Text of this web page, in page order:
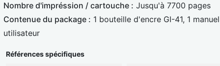
Nombre d'impréssion / cartouche : Jusqu'à 7700 pages
Contenue du package : 1 bouteille d'encre GI-41, 1 manuel
utilisateur
Références spécifiques